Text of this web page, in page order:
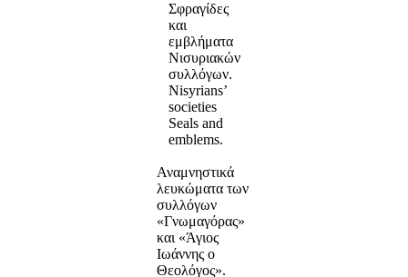
Σφραγίδες
και
εμβλήματα
Νισυριακών
συλλόγων.
Nisyrians’
societies
Seals and
emblems.
Αναμνηστικά
λευκώματα των
συλλόγων
«Γνωμαγόρας»
και «Άγιος
Ιωάννης ο
Θεολόγος».